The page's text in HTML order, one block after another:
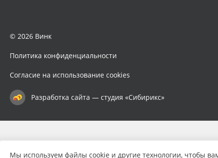
© 2026 Винк
Политика конфиденциальности
Согласие на использование cookies
Разработка сайта — студия «Сибирикс»
Мы используем файлы cookie и другие технологии, чтобы